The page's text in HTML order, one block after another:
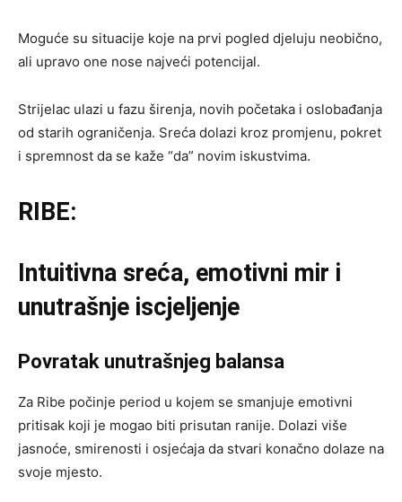
Moguće su situacije koje na prvi pogled djeluju neobično,
ali upravo one nose najveći potencijal.
Strijelac ulazi u fazu širenja, novih početaka i oslobađanja
od starih ograničenja. Sreća dolazi kroz promjenu, pokret
i spremnost da se kaže “da” novim iskustvima.
RIBE:
Intuitivna sreća, emotivni mir i
unutrašnje iscjeljenje
Povratak unutrašnjeg balansa
Za Ribe počinje period u kojem se smanjuje emotivni
pritisak koji je mogao biti prisutan ranije. Dolazi više
jasnoće, smirenosti i osjećaja da stvari konačno dolaze na
svoje mjesto.